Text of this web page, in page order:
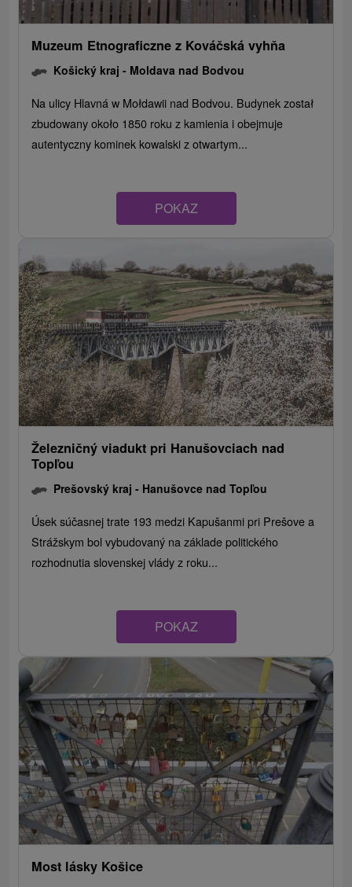
Muzeum Etnograficzne z Kováčská vyhňa
Košický kraj - Moldava nad Bodvou
Na ulicy Hlavná w Mołdawii nad Bodvou. Budynek został
zbudowany około 1850 roku z kamienia i obejmuje
autentyczny kominek kowalski z otwartym...
POKAZ
Železničný viadukt pri Hanušovciach nad
Topľou
Prešovský kraj - Hanušovce nad Topľou
Úsek súčasnej trate 193 medzi Kapušanmi pri Prešove a
Strážskym bol vybudovaný na základe politického
rozhodnutia slovenskej vlády z roku...
POKAZ
Most lásky Košice